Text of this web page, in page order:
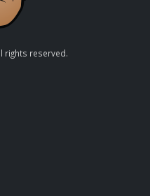
rights reserved.